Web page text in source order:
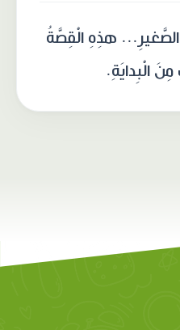
الصَّغيرِ... هذِهِ الْقِصَّةُ
مِنَ الْبِدايَةِ.